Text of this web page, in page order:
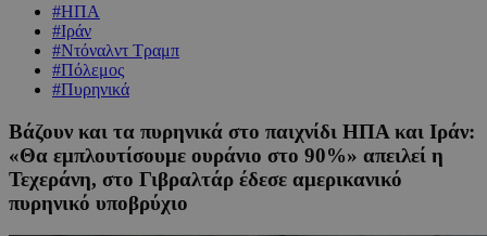
#ΗΠΑ
#Ιράν
#Ντόναλντ Τραμπ
#Πόλεμος
#Πυρηνικά
Βάζουν και τα πυρηνικά στο παιχνίδι ΗΠΑ και Ιράν:
«Θα εμπλουτίσουμε ουράνιο στο 90%» απειλεί η
Τεχεράνη, στο Γιβραλτάρ έδεσε αμερικανικό
πυρηνικό υποβρύχιο